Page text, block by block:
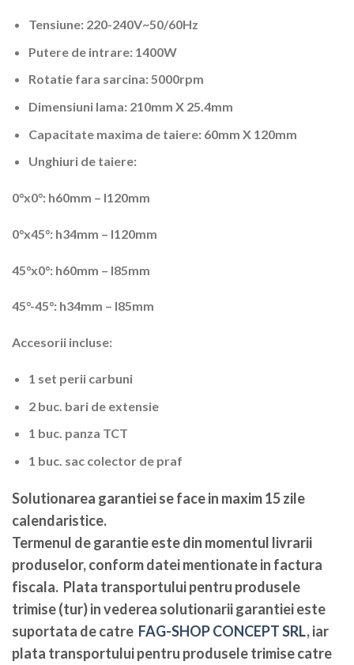
Tensiune: 220-240V~50/60Hz
Putere de intrare: 1400W
Rotatie fara sarcina: 5000rpm
Dimensiuni lama: 210mm X 25.4mm
Capacitate maxima de taiere: 60mm X 120mm
Unghiuri de taiere:
0°x0°: h60mm – l120mm
0°x45°: h34mm – l120mm
45°x0°: h60mm – l85mm
45°-45°: h34mm – l85mm
Accesorii incluse:
1 set perii carbuni
2 buc. bari de extensie
1 buc. panza TCT
1 buc. sac colector de praf
Solutionarea garantiei se face in maxim 15 zile
calendaristice.
Termenul de garantie este din momentul livrarii
produselor, conform datei mentionate in factura
fiscala. Plata transportului pentru produsele
trimise (tur) in vederea solutionarii garantiei este
suportata de catre FAG-SHOP CONCEPT SRL, iar
plata transportului pentru produsele trimise catre